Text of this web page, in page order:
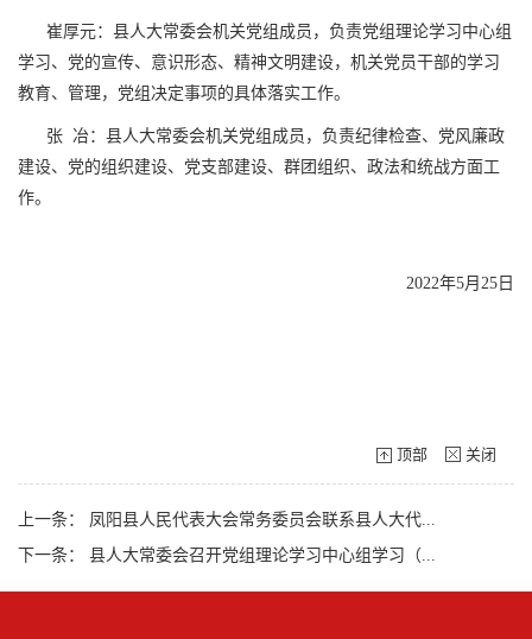
崔厚元：县人大常委会机关党组成员，负责党组理论学习中心组
学习、党的宣传、意识形态、精神文明建设，机关党员干部的学习
教育、管理，党组决定事项的具体落实工作。
张 冶：县人大常委会机关党组成员，负责纪律检查、党风廉政
建设、党的组织建设、党支部建设、群团组织、政法和统战方面工
作。
2022年5月25日
顶部 关闭
上一条： 凤阳县人民代表大会常务委员会联系县人大代...
下一条： 县人大常委会召开党组理论学习中心组学习（...